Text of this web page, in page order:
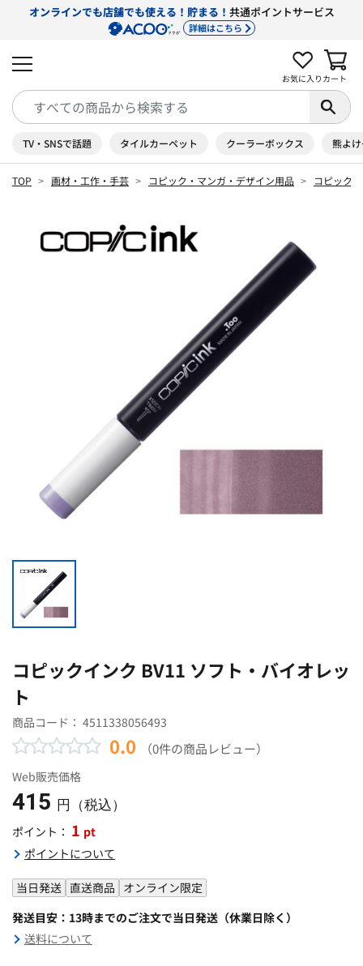
オンラインでも店舗でも使える！貯まる！ 共通ポイントサービス
詳細はこちら
お気に入り カート
TV・SNSで話題 タイルカーペット クーラーボックス 熊よ
TOP 画材・工作・手芸 コピック・マンガ・デザイン用品 コピック
コピックインク BV11 ソフト・バイオレッ
ト
商品コード： 4511338056493
0.0 （0件の商品レビュー）
Web販売価格
415 円（税込）
ポイント： 1 pt
ポイントについて
当日発送 直送商品 オンライン限定
発送目安：13時までのご注文で当日発送（休業日除く）
送料について